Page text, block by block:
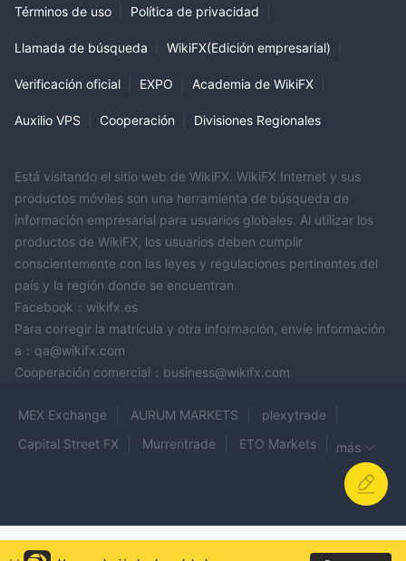
Términos de uso Política de privacidad
Llamada de búsqueda WikiFX(Edición empresarial)
Verificación oficial EXPO Academia de WikiFX
Auxilio VPS Cooperación Divisiones Regionales
Está visitando el sitio web de WikiFX. WikiFX Internet y sus
productos móviles son una herramienta de búsqueda de
información empresarial para usuarios globales. Al utilizar los
productos de WikiFX, los usuarios deben cumplir
conscientemente con las leyes y regulaciones pertinentes del
país y la región donde se encuentran.
Facebook：wikifx.es
Para corregir la matrícula y otra información, envíe información
a：qa@wikifx.com
Cooperación comercial：business@wikifx.com
MEX Exchange AURUM MARKETS
plexytrade
Capital Street FX
Murrentrade
ETO Markets
Olla Trade
VICTORY INTERNATIONAL FUTURES
más